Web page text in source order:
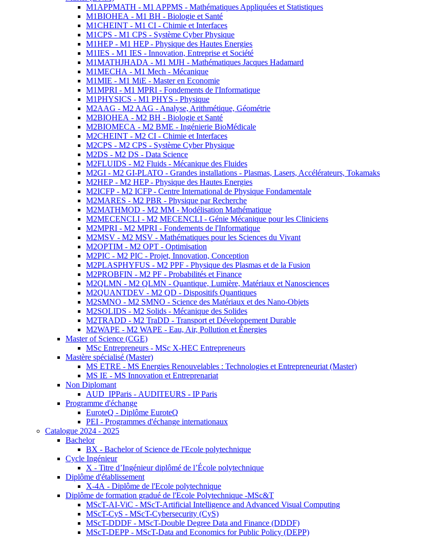
M1APPMATH - M1 APPMS - Mathématiques Appliquées et Statistiques
M1BIOHEA - M1 BH - Biologie et Santé
M1CHEINT - M1 CI - Chimie et Interfaces
M1CPS - M1 CPS - Système Cyber Physique
M1HEP - M1 HEP - Physique des Hautes Energies
M1IES - M1 IES - Innovation, Entreprise et Société
M1MATHJHADA - M1 MJH - Mathématiques Jacques Hadamard
M1MECHA - M1 Mech - Mécanique
M1MIE - M1 MiE - Master en Economie
M1MPRI - M1 MPRI - Fondements de l'Informatique
M1PHYSICS - M1 PHYS - Physique
M2AAG - M2 AAG - Analyse, Arithmétique, Géométrie
M2BIOHEA - M2 BH - Biologie et Santé
M2BIOMECA - M2 BME - Ingénierie BioMédicale
M2CHEINT - M2 CI - Chimie et Interfaces
M2CPS - M2 CPS - Système Cyber Physique
M2DS - M2 DS - Data Science
M2FLUIDS - M2 Fluids - Mécanique des Fluides
M2GI - M2 GI-PLATO - Grandes installations - Plasmas, Lasers, Accélérateurs, Tokamaks
M2HEP - M2 HEP - Physique des Hautes Energies
M2ICFP - M2 ICFP - Centre International de Physique Fondamentale
M2MARES - M2 PBR - Physique par Recherche
M2MATHMOD - M2 MM - Modélisation Mathématique
M2MECENCLI - M2 MECENCLI - Génie Mécanique pour les Cliniciens
M2MPRI - M2 MPRI - Fondements de l'Informatique
M2MSV - M2 MSV - Mathématiques pour les Sciences du Vivant
M2OPTIM - M2 OPT - Optimisation
M2PIC - M2 PIC - Projet, Innovation, Conception
M2PLASPHYFUS - M2 PPF - Physique des Plasmas et de la Fusion
M2PROBFIN - M2 PF - Probabilités et Finance
M2QLMN - M2 QLMN - Quantique, Lumière, Matériaux et Nanosciences
M2QUANTDEV - M2 QD - Dispositifs Quantiques
M2SMNO - M2 SMNO - Science des Matériaux et des Nano-Objets
M2SOLIDS - M2 Solids - Mécanique des Solides
M2TRADD - M2 TraDD - Transport et Développement Durable
M2WAPE - M2 WAPE - Eau, Air, Pollution et Énergies
Master of Science (CGE)
MSc Entrepreneurs - MSc X-HEC Entrepreneurs
Mastère spécialisé (Master)
MS ETRE - MS Energies Renouvelables : Technologies et Entrepreneuriat (Master)
MS IE - MS Innovation et Entreprenariat
Non Diplomant
AUD_IPParis - AUDITEURS - IP Paris
Programme d'échange
EuroteQ - Diplôme EuroteQ
PEI - Programmes d'échange internationaux
Catalogue 2024 - 2025
Bachelor
BX - Bachelor of Science de l'Ecole polytechnique
Cycle Ingénieur
X - Titre d’Ingénieur diplômé de l’École polytechnique
Diplôme d'établissement
X-4A - Diplôme de l'Ecole polytechnique
Diplôme de formation gradué de l'Ecole Polytechnique -MSc&T
MScT-AI-ViC - MScT-Artificial Intelligence and Advanced Visual Computing
MScT-CyS - MScT-Cybersecurity (CyS)
MScT-DDDF - MScT-Double Degree Data and Finance (DDDF)
MScT-DEPP - MScT-Data and Economics for Public Policy (DEPP)